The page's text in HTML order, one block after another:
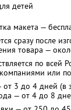
детей
макета —
сразу после
товара —
по всей
или
3 до 4 дней (в
— от 4 до 8